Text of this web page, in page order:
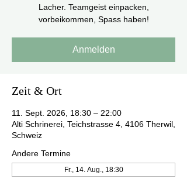
Lacher. Teamgeist einpacken,
vorbeikommen, Spass haben!
Anmelden
Zeit & Ort
11. Sept. 2026, 18:30 – 22:00
Alti Schrinerei, Teichstrasse 4, 4106 Therwil,
Schweiz
Andere Termine
Fr., 14. Aug., 18:30